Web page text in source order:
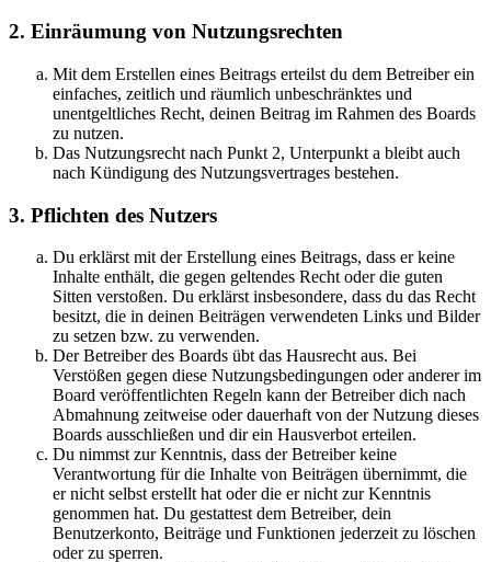
2. Einräumung von Nutzungsrechten
Mit dem Erstellen eines Beitrags erteilst du dem Betreiber ein
einfaches, zeitlich und räumlich unbeschränktes und
unentgeltliches Recht, deinen Beitrag im Rahmen des Boards
zu nutzen.
Das Nutzungsrecht nach Punkt 2, Unterpunkt a bleibt auch
nach Kündigung des Nutzungsvertrages bestehen.
3. Pflichten des Nutzers
Du erklärst mit der Erstellung eines Beitrags, dass er keine
Inhalte enthält, die gegen geltendes Recht oder die guten
Sitten verstoßen. Du erklärst insbesondere, dass du das Recht
besitzt, die in deinen Beiträgen verwendeten Links und Bilder
zu setzen bzw. zu verwenden.
Der Betreiber des Boards übt das Hausrecht aus. Bei
Verstößen gegen diese Nutzungsbedingungen oder anderer im
Board veröffentlichten Regeln kann der Betreiber dich nach
Abmahnung zeitweise oder dauerhaft von der Nutzung dieses
Boards ausschließen und dir ein Hausverbot erteilen.
Du nimmst zur Kenntnis, dass der Betreiber keine
Verantwortung für die Inhalte von Beiträgen übernimmt, die
er nicht selbst erstellt hat oder die er nicht zur Kenntnis
genommen hat. Du gestattest dem Betreiber, dein
Benutzerkonto, Beiträge und Funktionen jederzeit zu löschen
oder zu sperren.